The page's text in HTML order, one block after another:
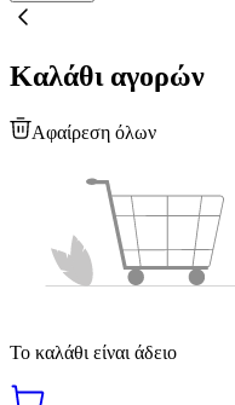
Καλάθι αγορών
Αφαίρεση όλων
Το καλάθι είναι άδειο